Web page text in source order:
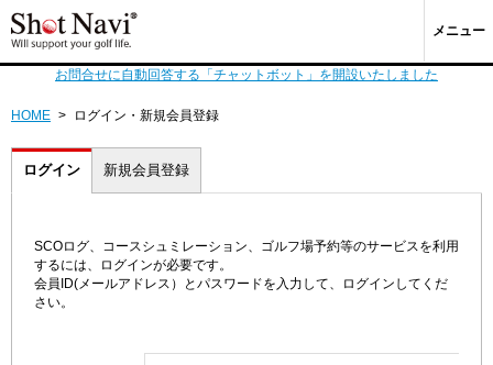
メニュー
お問合せに自動回答する「チャットボット」を開設いたしました
HOME > ログイン・新規会員登録
ログイン 新規会員登録
SCOログ、コースシュミレーション、ゴルフ場予約等のサービスを利用
するには、ログインが必要です。
会員ID(メールアドレス）とパスワードを入力して、ログインしてくだ
さい。